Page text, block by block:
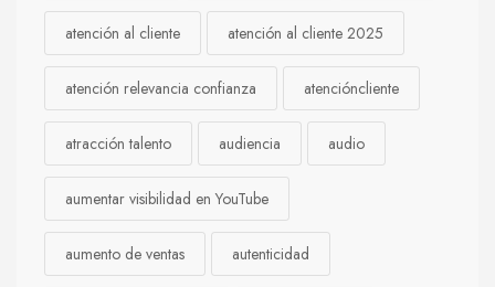
atención al cliente atención al cliente 2025
atención relevancia confianza atencióncliente
atracción talento audiencia audio
aumentar visibilidad en YouTube
aumento de ventas autenticidad